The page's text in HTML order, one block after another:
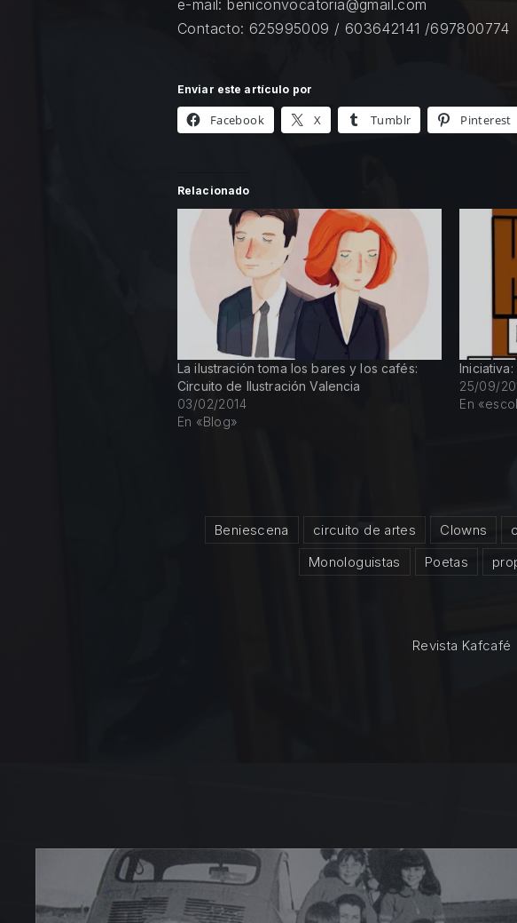
e-mail: beniconvocatoria@gmail.com
Contacto: 625995009 / 603642141 /697800774
Enviar este artículo por
Facebook X Tumblr Pinterest
Relacionado
La ilustración toma los bares y los cafés:
Circuito de Ilustración Valencia
03/02/2014
En «Blog»
Iniciativa:
25/09/
En
Beniescena circuito de artes Clowns
Monologuistas
Poetas
Revista Kafcafé